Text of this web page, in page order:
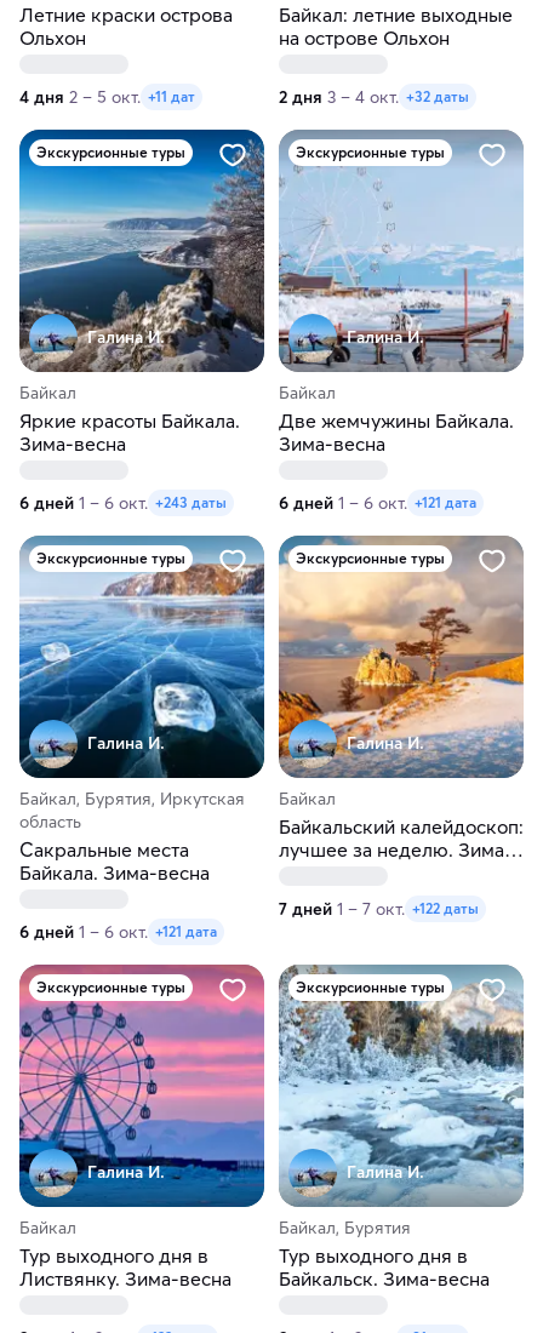
Летние краски острова
Ольхон
4 дня 2 – 5 окт. +11 дат
Байкал: летние выходные
на острове Ольхон
2 дня 3 – 4 окт. +32 даты
Экскурсионные туры
Галина И.
Байкал
Яркие красоты Байкала.
Зима-весна
6 дней 1 – 6 окт. +243 даты
Экскурсионные туры
Галина И.
Байкал
Две жемчужины Байкала.
Зима-весна
6 дней 1 – 6 окт. +121 дата
Экскурсионные туры
Галина И.
Байкал, Бурятия, Иркутская
область
Сакральные места
Байкала. Зима-весна
6 дней 1 – 6 окт. +121 дата
Экскурсионные туры
Галина И.
Байкал
Байкальский калейдоскоп:
лучшее за неделю. Зима-
7 дней 1 – 7 окт. +122 даты
Экскурсионные туры
Галина И.
Байкал
Тур выходного дня в
Листвянку. Зима-весна
Экскурсионные туры
Галина И.
Байкал, Бурятия
Тур выходного дня в
Байкальск. Зима-весна